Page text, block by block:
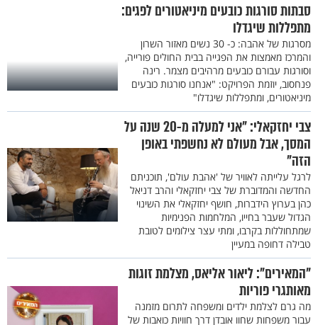
סבתות סורגות כובעים מיניאטורים לפגים:
מתפללות שיגדלו
מסרגות של אהבה: כ- 30 נשים מאזור השרון
והמרכז מאמצות את הפגייה בבית החולים פורייה,
וסורגות עבורם כובעים מרהיבים מצמר. רינה
פנחסוב, יוזמת הפרויקט: "אנחנו סורגות כובעים
מיניאטורים, ומתפללות שיגדלו"
צבי יחזקאלי: "אני למעלה מ-20 שנה על
המסך, אבל מעולם לא נחשפתי באופן
הזה"
לרגל עלייתה לאוויר של 'אהבת עולם', תוכניתם
החדשה והמדוברת של צבי יחזקאלי והרב דניאל
כהן בערוץ הידברות, חושף יחזקאלי את השינוי
הגדול שעבר בחייו, המלחמות הפנימיות
שמתחוללות בקרבו, ומתי עצר צילומים לטובת
טבילה דחופה במעיין
"המאירים": ליאור אליאס, מצלמת זוגות
מאותגרי פוריות
מה גרם לצלמת ילדים ומשפחה לתרום מזמנה
עבור משפחות שחוו אובדן דרך חוויות כואבות של